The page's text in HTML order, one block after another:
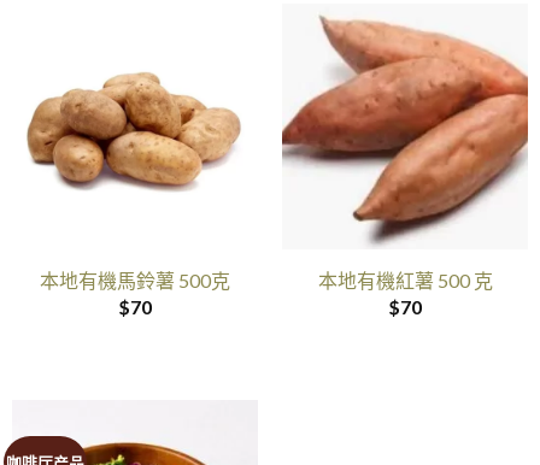
本地有機馬鈴薯 500克
$70
本地有機紅薯 500 克
$70